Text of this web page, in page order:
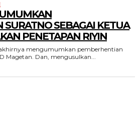
SEBAGAI KETUA
PENETAPAN RIYIN
mengumumkan pemberhentian
Magetan. Dan, mengusulkan...